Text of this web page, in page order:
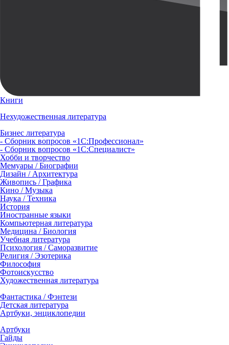
Книги
Нехудожественная литература
Бизнес литература
- Сборник вопросов «1С:Профессионал»
- Сборник вопросов «1С:Специалист»
Хобби и творчество
Мемуары / Биографии
Дизайн / Архитектура
Живопись / Графика
Кино / Музыка
Наука / Техника
История
Иностранные языки
Компьютерная литература
Медицина / Биология
Учебная литература
Психология / Саморазвитие
Религия / Эзотерика
Философия
Фотоискусство
Художественная литература
Фантастика / Фэнтези
Детская литература
Артбуки, энциклопедии
Артбуки
Гайды